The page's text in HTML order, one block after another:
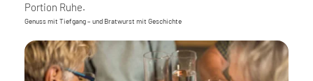
Portion Ruhe.
Genuss mit Tiefgang – und Bratwurst mit Geschichte